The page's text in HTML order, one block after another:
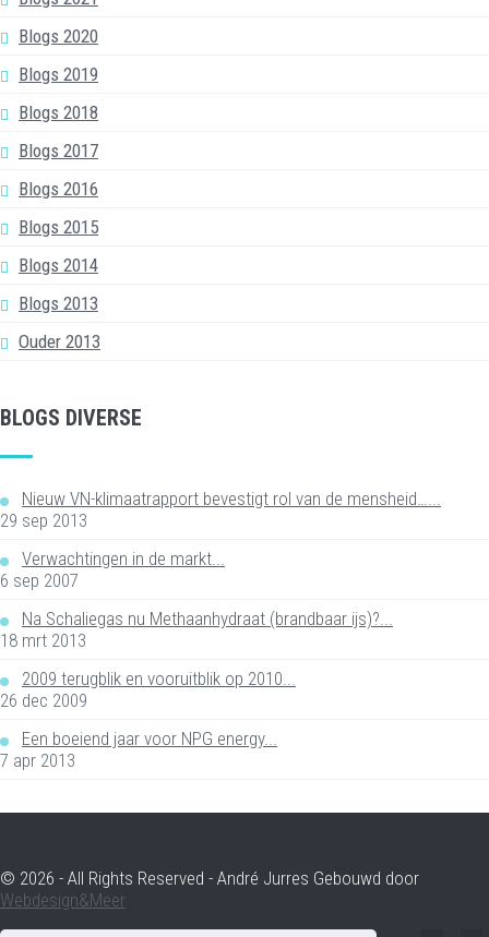
Blogs 2020
Blogs 2019
Blogs 2018
Blogs 2017
Blogs 2016
Blogs 2015
Blogs 2014
Blogs 2013
Ouder 2013
BLOGS DIVERSE
Nieuw VN-klimaatrapport bevestigt rol van de mensheid…...
29 sep 2013
Verwachtingen in de markt...
6 sep 2007
Na Schaliegas nu Methaanhydraat (brandbaar ijs)?...
18 mrt 2013
2009 terugblik en vooruitblik op 2010...
26 dec 2009
Een boeiend jaar voor NPG energy...
7 apr 2013
© 2026 - All Rights Reserved - André Jurres Gebouwd door
Webdesign&Meer